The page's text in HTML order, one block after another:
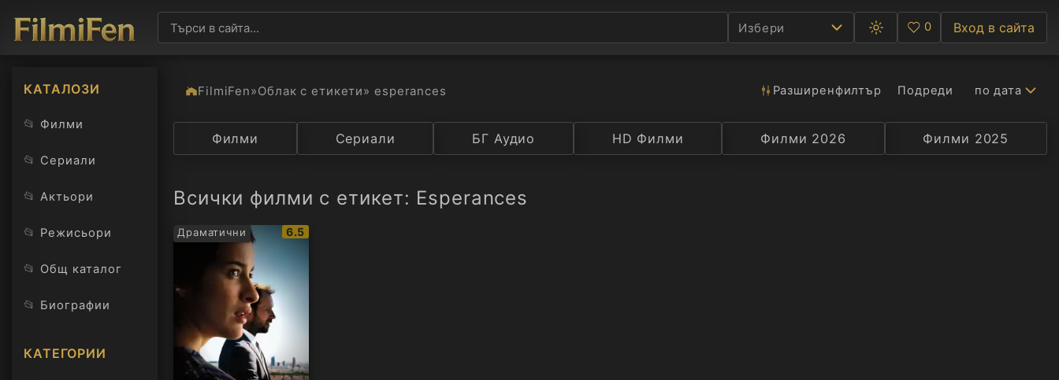
Избери
Превключване
между
светла
Любими
0 Вход в сайта
КАТАЛОЗИ
📂 Филми
📂 Сериали
📂 Актьори
📂 Режисьори
📂 Общ каталог
📂 Биографии
КАТЕГОРИИ
FilmiFen»Облак с етикети» esperances Разширенфилтър Подреди по дата
Категория Държава Рейтинг Селекция Превод Актьор
Филми Сериали БГ Аудио HD Филми Филми 2026 Филми 2025
Всички филми с етикет: Esperances
Драматични
IMDb
6.5